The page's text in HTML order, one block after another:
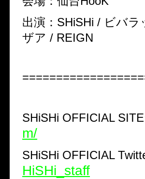
出演：SHiSHi / ビバ
ザア / REIGN
SHiSHi OFFICIAL
m/
SHiSHi OFFICIAL
HiSHi_staff